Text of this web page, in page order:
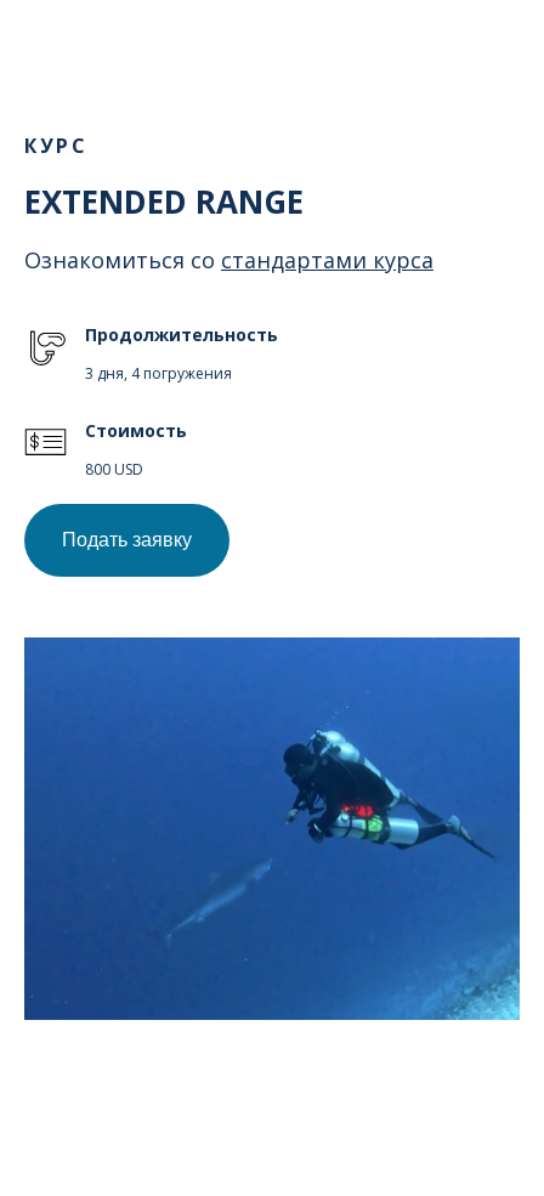
КУРС
EXTENDED RANGE
Ознакомиться со стандартами курса
Продолжительность
3 дня, 4 погружения
Стоимость
800 USD
Подать заявку